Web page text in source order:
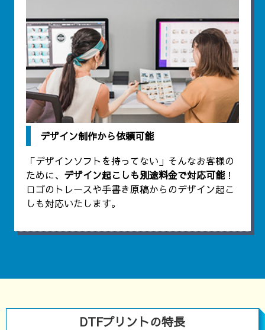
デザイン制作から依頼可能
「デザインソフトを持ってない」そんなお客様の
ために、 デザイン起こしも別途料金で対応可能！
ロゴのトレースや手書き原稿からのデザイン起こ
しも対応いたします。
DTFプリントの特長